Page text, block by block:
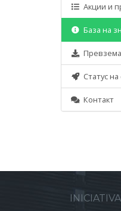
Акции и
База на
Статус
Контакт